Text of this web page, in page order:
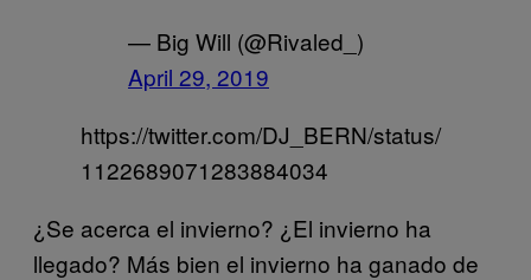
— Big Will (@Rivaled_)
April 29, 2019
https://twitter.com/DJ_BERN/status/
1122689071283884034
¿Se acerca el invierno? ¿El invierno ha
llegado? Más bien el invierno ha ganado de